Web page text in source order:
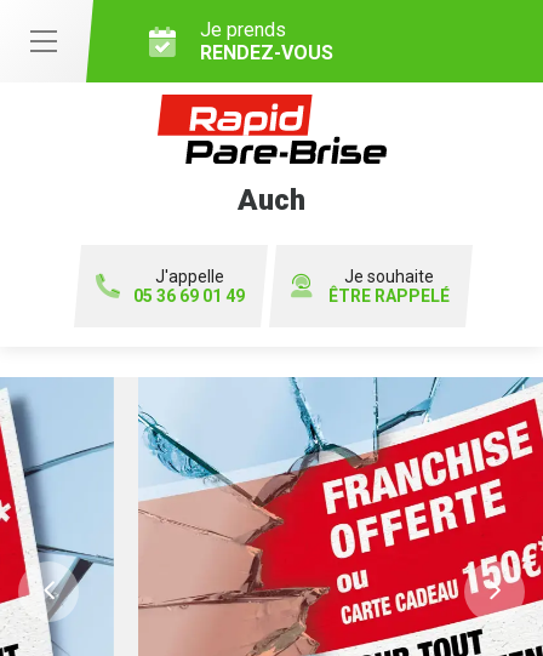
Je prends
RENDEZ-VOUS
Auch
J'appelle
05 36 69 01 49
Je souhaite
ÊTRE RAPPELÉ
Previous